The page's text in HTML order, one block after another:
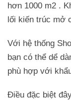
hơn 1000 m2 .
lối kiến trúc mở
Với hệ thống
bạn có thể dể
phù hợp với
Điều đặc biệt